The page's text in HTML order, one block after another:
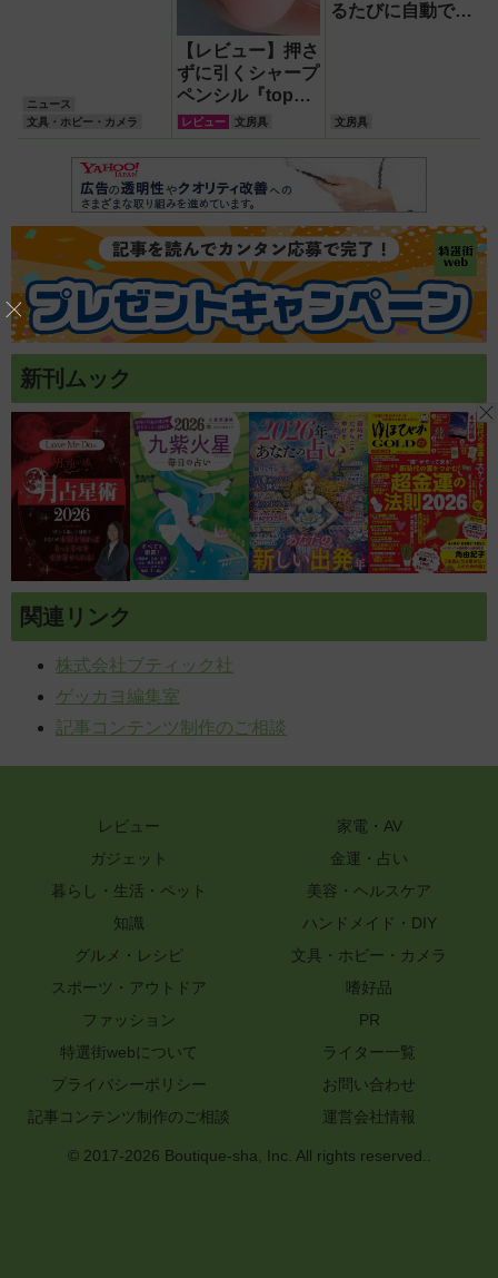
ニュース
文具・ホビー・カメラ
【レビュー】押さ
ずに引くシャープ
ペンシル『topull
S(トプルS)』のあ
ファンを魅了でき
るか
レビュー 文房具
るたびに自動で芯
文房具
新刊ムック
関連リンク
株式会社ブティック社
ゲッカヨ編集室
記事コンテンツ制作のご相談
レビュー
家電・AV
ガジェット
金運・占い
暮らし・生活・ペット
美容・ヘルスケア
知識
ハンドメイド・DIY
グルメ・レシピ
文具・ホビー・カメラ
スポーツ・アウトドア
嗜好品
ファッション
PR
特選街webについて
ライター一覧
プライバシーポリシー
お問い合わせ
記事コンテンツ制作のご相談
運営会社情報
© 2017-2026 Boutique-sha, Inc. All rights reserved..